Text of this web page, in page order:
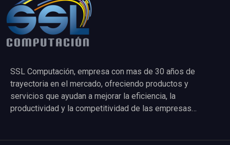
SSL Computación, empresa con mas de 30 años de
trayectoria en el mercado, ofreciendo productos y
servicios que ayudan a mejorar la eficiencia, la
productividad y la competitividad de las empresas…